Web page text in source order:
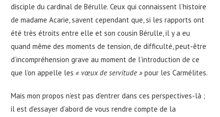
disciple du cardinal de Bérulle. Ceux qui connaissent l’histoire
de madame Acarie, savent cependant que, si les rapports ont
été très étroits entre elle et son cousin Bérulle, il y a eu
quand même des moments de tension, de difficulté, peut-être
d’incompréhension grave au moment de l’introduction de ce
que l’on appelle les« vœux de servitude » pour les Carmélites.
Mais mon propos n’est pas d’entrer dans ces perspectives-là ;
il est d’essayer d’abord de vous rendre compte de la